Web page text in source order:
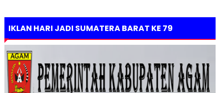
IKLAN HARI JADI SUMATERA BARAT KE 79